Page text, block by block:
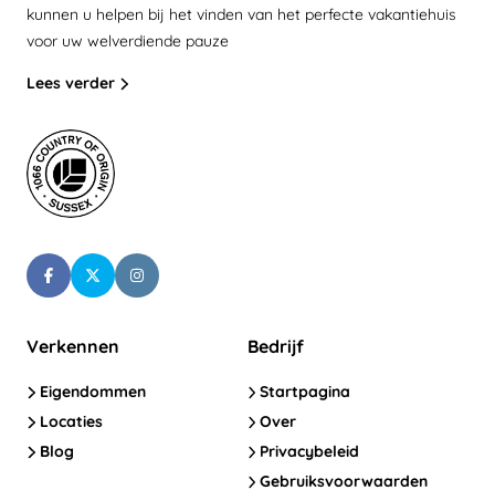
kunnen u helpen bij het vinden van het perfecte vakantiehuis
voor uw welverdiende pauze
Lees verder
Verkennen
Eigendommen
Locaties
Blog
Bedrijf
Startpagina
Over
Privacybeleid
Gebruiksvoorwaarden